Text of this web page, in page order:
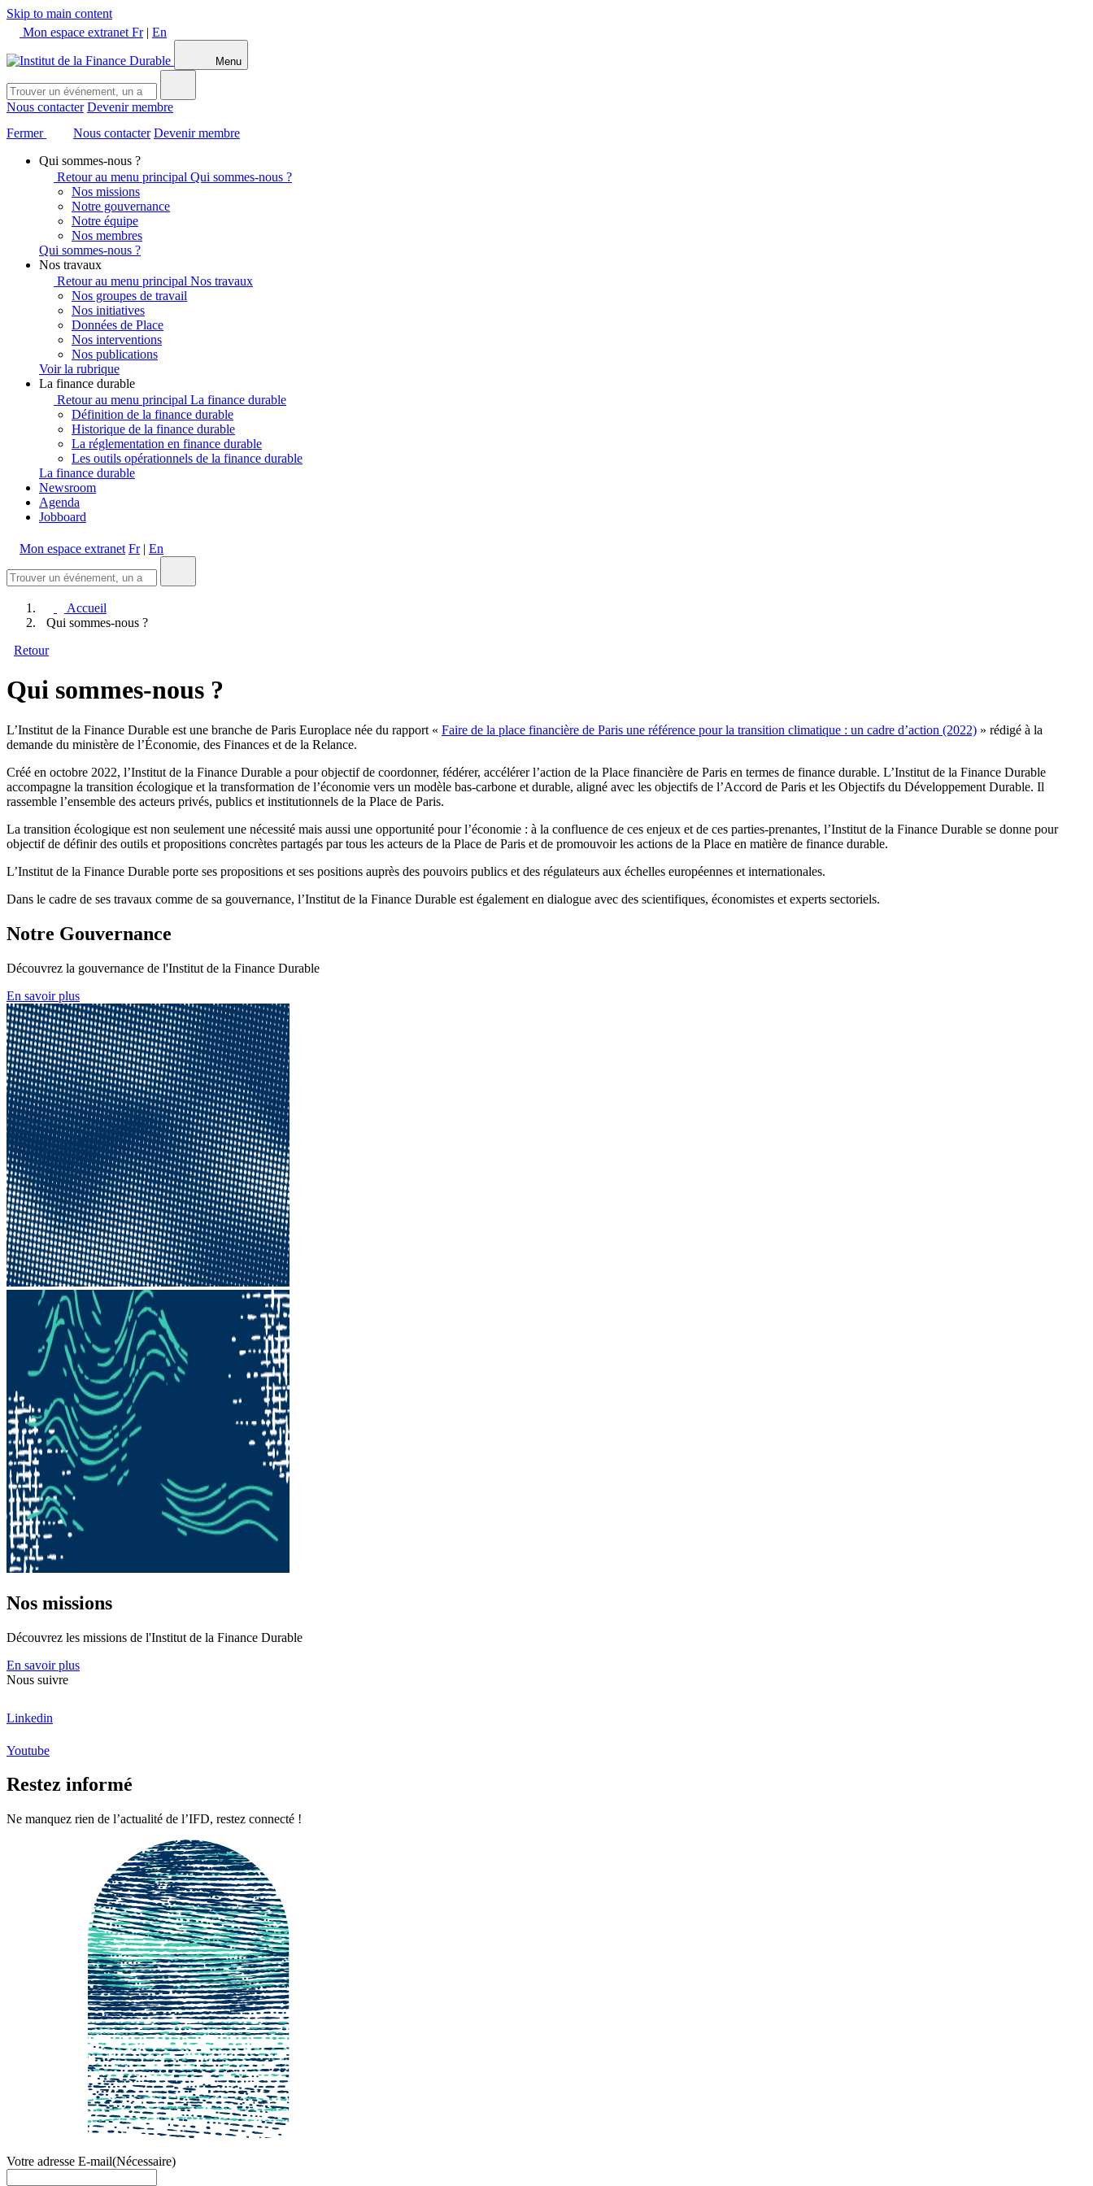
Skip to main content
Mon espace extranet Fr| En
Menu
Nous contacter Devenir membre
Fermer
Nous contacter Devenir membre
Qui sommes-nous ?
Retour au menu principal Qui sommes-nous ?
Nos missions
Notre gouvernance
Notre équipe
Nos membres
Qui sommes-nous ?
Nos travaux
Retour au menu principal Nos travaux
Nos groupes de travail
Nos initiatives
Données de Place
Nos interventions
Nos publications
Voir la rubrique
La finance durable
Retour au menu principal La finance durable
Définition de la finance durable
Historique de la finance durable
La réglementation en finance durable
Les outils opérationnels de la finance durable
La finance durable
Newsroom
Agenda
Jobboard
Mon espace extranet Fr| En
Accueil
Qui sommes-nous ?
Retour
Qui sommes-nous ?
L’Institut de la Finance Durable est une branche de Paris Europlace née du rapport « Faire de la place financière de Paris une référence pour la transition climatique : un cadre d’action (2022) » rédigé à la
demande du ministère de l’Économie, des Finances et de la Relance.
Créé en octobre 2022, l’Institut de la Finance Durable a pour objectif de coordonner, fédérer, accélérer l’action de la Place financière de Paris en termes de finance durable. L’Institut de la Finance Durable
accompagne la transition écologique et la transformation de l’économie vers un modèle bas-carbone et durable, aligné avec les objectifs de l’Accord de Paris et les Objectifs du Développement Durable. Il
rassemble l’ensemble des acteurs privés, publics et institutionnels de la Place de Paris.
La transition écologique est non seulement une nécessité mais aussi une opportunité pour l’économie : à la confluence de ces enjeux et de ces parties-prenantes, l’Institut de la Finance Durable se donne pour
objectif de définir des outils et propositions concrètes partagés par tous les acteurs de la Place de Paris et de promouvoir les actions de la Place en matière de finance durable.
L’Institut de la Finance Durable porte ses propositions et ses positions auprès des pouvoirs publics et des régulateurs aux échelles européennes et internationales.
Dans le cadre de ses travaux comme de sa gouvernance, l’Institut de la Finance Durable est également en dialogue avec des scientifiques, économistes et experts sectoriels.
Notre Gouvernance
Découvrez la gouvernance de l'Institut de la Finance Durable
En savoir plus
Nos missions
Découvrez les missions de l'Institut de la Finance Durable
En savoir plus
Nous suivre
Linkedin
Youtube
Restez informé
Ne manquez rien de l’actualité de l’IFD, restez connecté !
Votre adresse E-mail(Nécessaire)